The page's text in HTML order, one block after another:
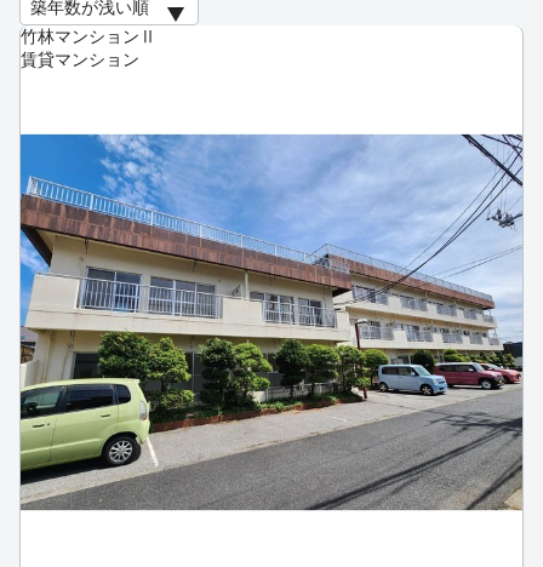
竹林マンションⅡ
賃貸マンション